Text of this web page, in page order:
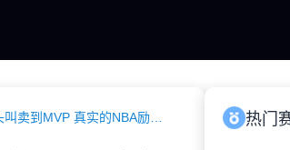
热门